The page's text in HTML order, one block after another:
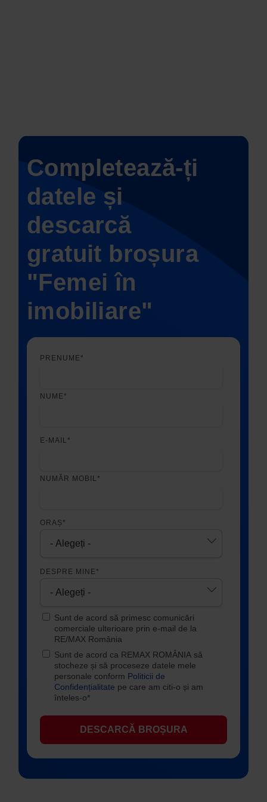
Completează-ți
datele și
descarcă
gratuit broșura
"Femei în
imobiliare"
PRENUME*
NUME*
E-MAIL *
NUMĂR MOBIL *
ORAȘ*
DESPRE MINE*
Sunt de acord să primesc comunicări
comerciale ulterioare prin e-mail de la
RE/MAX România
Sunt de acord ca REMAX ROMÂNIA să
stocheze și să proceseze datele mele
personale conform Politicii de
Confidențialitate pe care am citi-o și am
înteles-o*